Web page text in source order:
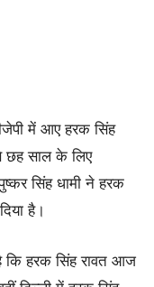
में आए हरक सिंह
छह साल के लिए
सिंह धामी ने हरक
है।
कि हरक सिंह रावत आज